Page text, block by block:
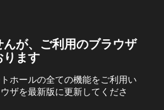
が、ご利用のブラウザ
ります
ホールの全ての機能をご利用い
ザを最新版に更新してくださ